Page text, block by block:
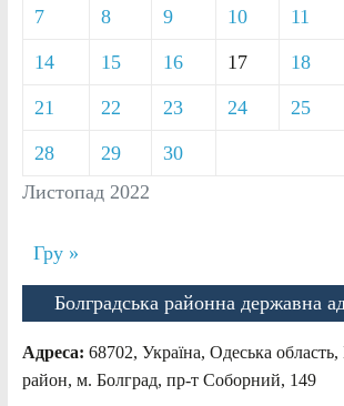
Листопад 2022
7 8 9 10 11
14 15 16 17 18
21 22 23 24 25
28 29 30
Гру »
Болградська районна державна
Адреса: 68702, Україна, Одеська
район, м. Болград, пр-т Соборний, 149